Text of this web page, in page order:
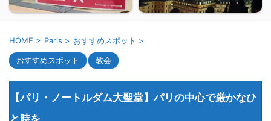
HOME > Paris > おすすめスポット >
おすすめスポット 教会
【パリ・ノートルダム大聖堂】パリの中心で厳かなひ
と時を